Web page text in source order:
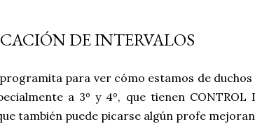
DE INTERVALOS
para ver cómo estamos de
a 3º y 4º, que tienen CONTROL
también puede picarse algún profe